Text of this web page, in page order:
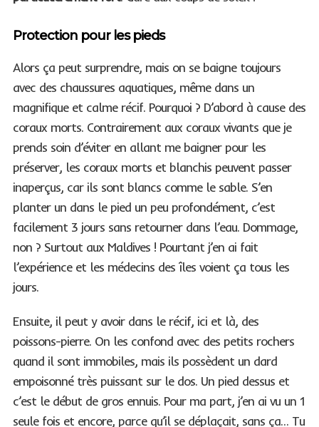
Protection pour les pieds
Alors ça peut surprendre, mais on se baigne toujours
avec des chaussures aquatiques, même dans un
magnifique et calme récif. Pourquoi ? D’abord à cause des
coraux morts. Contrairement aux coraux vivants que je
prends soin d’éviter en allant me baigner pour les
préserver, les coraux morts et blanchis peuvent passer
inaperçus, car ils sont blancs comme le sable. S’en
planter un dans le pied un peu profondément, c’est
facilement 3 jours sans retourner dans l’eau. Dommage,
non ? Surtout aux Maldives ! Pourtant j’en ai fait
l’expérience et les médecins des îles voient ça tous les
jours.
Ensuite, il peut y avoir dans le récif, ici et là, des
poissons-pierre. On les confond avec des petits rochers
quand il sont immobiles, mais ils possèdent un dard
empoisonné très puissant sur le dos. Un pied dessus et
c’est le début de gros ennuis. Pour ma part, j’en ai vu un 1
seule fois et encore, parce qu’il se déplaçait, sans ça… Tu